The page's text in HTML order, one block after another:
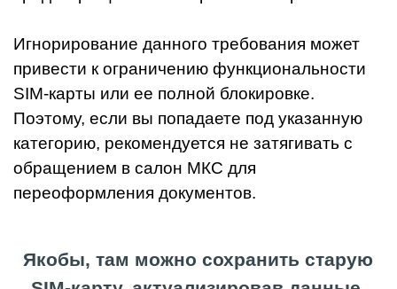
Игнорирование данного требования может
привести к ограничению функциональности
SIM-карты или ее полной блокировке.
Поэтому, если вы попадаете под указанную
категорию, рекомендуется не затягивать с
обращением в салон МКС для
переоформления документов.
Якобы, там можно сохранить старую